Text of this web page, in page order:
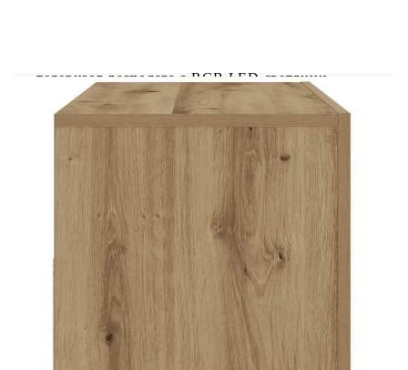
телевизор разполага с RGB LED светлини,
които имат различни менюта за промяна на
цвета на светлините и позволяват на цвета да се
регулира автоматично по различен начин. LED
светлините подчертават модерната визия и
допринасят за модерното усещане.С място за
съхранение: Тази поставка за телевизор
разполага с удобно място за съхранение под
плота, което ви позволява да организирате и
съхранявате дребни предмети според нуждите
си.Декоративна функция: Повърхността на
окачения ТВ модул е идеална за поставяне на
вашите рамкирани снимки, саксийни растения и
други декоративни елементи.Добре е да се
знае:Продуктът има USB конектор, който
изисква сертифициран 5V USB захранващ
източник (не е включен).